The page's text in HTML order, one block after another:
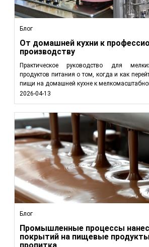
Блог
От домашней кухни к
производству
Практическое руководство для
продуктов питания о том, когда и как
пищи на домашней кухне к
2026-04-13
Блог
Промышленные процессы
покрытий на пищевые